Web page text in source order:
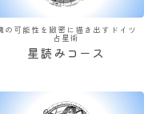
の可能性を緻密に描き出すドイツ
占星術
星読みコース